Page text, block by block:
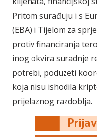
Pritom surađuju i s
(EBA) i Tijelom za
protiv financiranja
inog okvira suradnje
potrebi, poduzeti
koja nisu ishodila
prijelaznog razdoblja.